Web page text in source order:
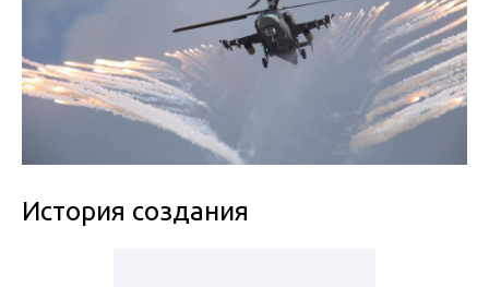
История создания